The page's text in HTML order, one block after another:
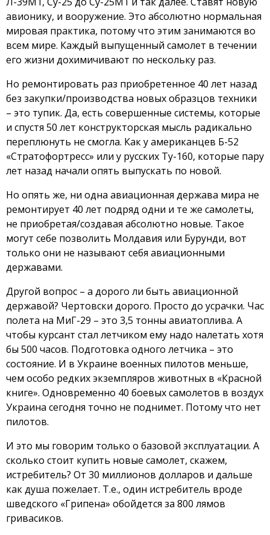
авионику, и вооружение. Это абсолютно нормальная
мировая практика, потому что этим занимаются во
всем мире. Каждый выпущенный самолет в течении
его жизни дохимичивают по нескольку раз.
Но ремонтировать раз приобретенное 40 лет назад
без закупки/производства новых образцов техники
– это тупик. Да, есть совершенные системы, которые
и спустя 50 лет конструкторская мысль радикально
переплюнуть не смогла. Как у американцев Б-52
«Стратофортресс» или у русских Ту-160, которые пару
лет назад начали опять выпускать по новой.
Но опять же, ни одна авиационная держава мира не
ремонтирует 40 лет подряд одни и те же самолеты,
не приобретая/создавая абсолютно новые. Такое
могут себе позволить Молдавия или Бурунди, вот
только они не называют себя авиационными
державами.
Другой вопрос – а дорого ли быть авиационной
державой? Чертовски дорого. Просто до усрачки. Час
полета на МиГ-29 – это 3,5 тонны авиатоплива. А
чтобы курсант стал летчиком ему надо налетать хотя
бы 500 часов. Подготовка одного летчика – это
состояние. И в Украине военных пилотов меньше,
чем особо редких экземпляров животных в «Красной
книге». Одновременно 40 боевых самолетов в воздух
Украина сегодня точно не поднимет. Потому что нет
пилотов.
И это мы говорим только о базовой эксплуатации. А
сколько стоит купить новые самолет, скажем,
истребитель? От 30 миллионов долларов и дальше
как душа пожелает. Т.е., один истребитель вроде
шведского «Грипена» обойдется за 800 лямов
гривасиков.